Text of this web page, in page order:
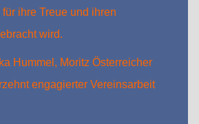
ihre Treue und ihren
wird.
Hummel, Moritz Österreicher
engagierter Vereinsarbeit